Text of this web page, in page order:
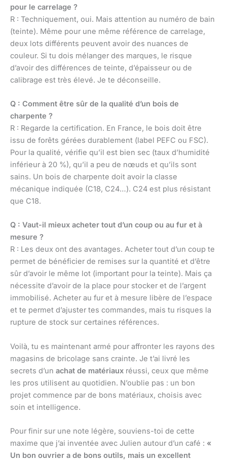
pour le carrelage ?
R : Techniquement, oui. Mais attention au numéro de bain
(teinte). Même pour une même référence de carrelage,
deux lots différents peuvent avoir des nuances de
couleur. Si tu dois mélanger des marques, le risque
d’avoir des différences de teinte, d’épaisseur ou de
calibrage est très élevé. Je te déconseille.
Q : Comment être sûr de la qualité d’un bois de
charpente ?
R : Regarde la certification. En France, le bois doit être
issu de forêts gérées durablement (label PEFC ou FSC).
Pour la qualité, vérifie qu’il est bien sec (taux d’humidité
inférieur à 20 %), qu’il a peu de nœuds et qu’ils sont
sains. Un bois de charpente doit avoir la classe
mécanique indiquée (C18, C24…). C24 est plus résistant
que C18.
Q : Vaut-il mieux acheter tout d’un coup ou au fur et à
mesure ?
R : Les deux ont des avantages. Acheter tout d’un coup te
permet de bénéficier de remises sur la quantité et d’être
sûr d’avoir le même lot (important pour la teinte). Mais ça
nécessite d’avoir de la place pour stocker et de l’argent
immobilisé. Acheter au fur et à mesure libère de l’espace
et te permet d’ajuster tes commandes, mais tu risques la
rupture de stock sur certaines références.
Voilà, tu es maintenant armé pour affronter les rayons des
magasins de bricolage sans crainte. Je t’ai livré les
secrets d’un achat de matériaux réussi, ceux que même
les pros utilisent au quotidien. N’oublie pas : un bon
projet commence par de bons matériaux, choisis avec
soin et intelligence.
Pour finir sur une note légère, souviens-toi de cette
maxime que j’ai inventée avec Julien autour d’un café : «
Un bon ouvrier a de bons outils, mais un excellent